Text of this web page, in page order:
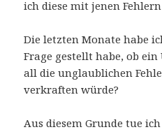
ich diese mit jenen
Die letzten Monate habe
Frage gestellt habe, ob
all die unglaublichen
verkraften würde?
Aus diesem Grunde tue